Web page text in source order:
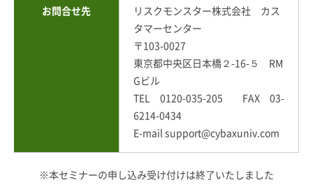
お問合せ先
リスクモンスター株式会社 カス
タマーセンター
〒103-0027
東京都中央区日本橋２-16-５ RM
Gビル
TEL 0120-035-205 FAX 03-
6214-0434
E-mail support@cybaxuniv.com
※本セミナーの申し込み受け付けは終了いたしました